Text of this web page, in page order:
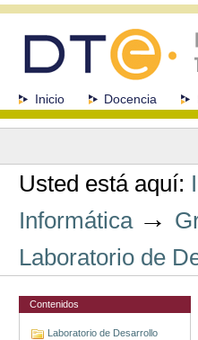
navegación
SeccionesInicio Docencia
Herramientas
Usted está aquí:
Informática →
Laboratorio de
Contenidos
Laboratorio de Desarrollo